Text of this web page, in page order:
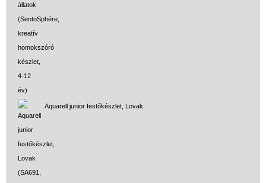
Aquarell junior festőkészlet, Lovak